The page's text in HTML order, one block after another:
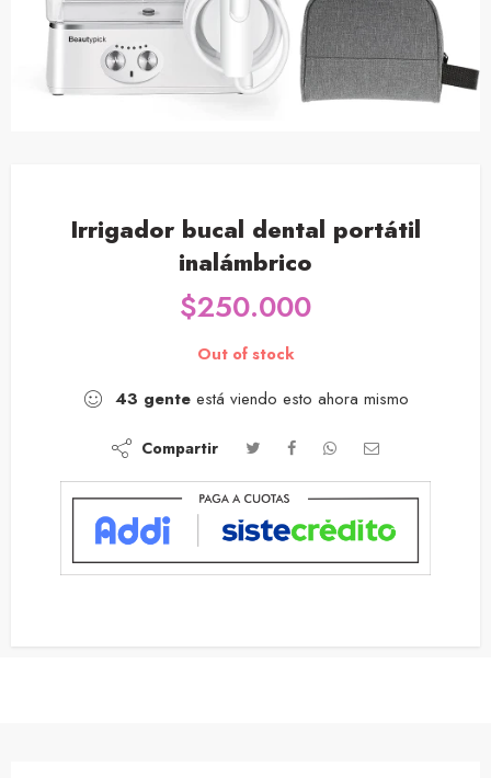
Irrigador bucal dental portátil
inalámbrico
$250.000
Out of stock
43 gente está viendo esto ahora mismo
Compartir